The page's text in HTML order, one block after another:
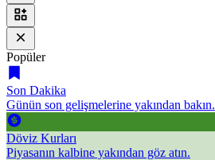
Popüler
Son Dakika
Günün son gelişmelerine yakından bakın.
Döviz Kurları
Piyasanın kalbine yakından göz atın.